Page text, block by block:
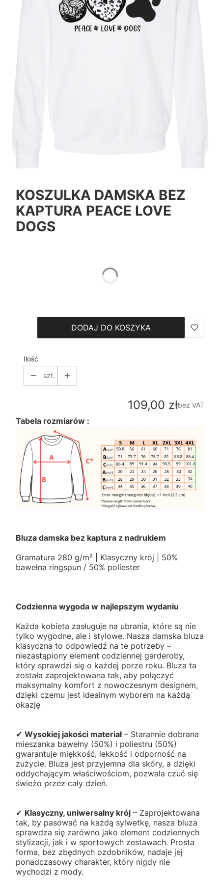
KOSZULKA DAMSKA BEZ
KAPTURA PEACE LOVE
DOGS
DODAJ DO KOSZYKA
Ilość
szt.
Cena
109,00 złbez VAT
Tabela rozmiarów :
Bluza damska bez kaptura z nadrukiem
Gramatura 280 g/m² | Klasyczny krój | 50%
bawełna ringspun / 50% poliester
Codzienna wygoda w najlepszym wydaniu
Każda kobieta zasługuje na ubrania, które są nie
tylko wygodne, ale i stylowe. Nasza damska bluza
klasyczna to odpowiedź na te potrzeby –
niezastąpiony element codziennej garderoby,
który sprawdzi się o każdej porze roku. Bluza ta
została zaprojektowana tak, aby połączyć
maksymalny komfort z nowoczesnym designem,
dzięki czemu jest idealnym wyborem na każdą
okazję
✔ Wysokiej jakości materiał– Starannie dobrana
mieszanka bawełny (50%) i poliestru (50%)
gwarantuje miękkość, lekkość i odporność na
zużycie. Bluza jest przyjemna dla skóry, a dzięki
oddychającym właściwościom, pozwala czuć się
świeżo przez cały dzień.
✔ Klasyczny, uniwersalny krój – Zaprojektowana
tak, by pasować na każdą sylwetkę, nasza bluza
sprawdza się zarówno jako element codziennych
stylizacji, jak i w sportowych zestawach. Prosta
forma, bez zbędnych ozdobników, nadaje jej
ponadczasowy charakter, który nigdy nie
wychodzi z mody.